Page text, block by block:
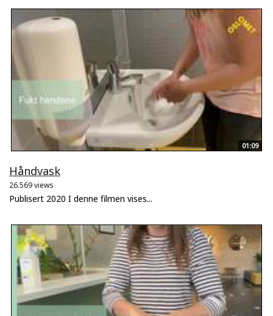
01:09
Håndvask
26.569 views
Publisert 2020 I denne filmen vises...